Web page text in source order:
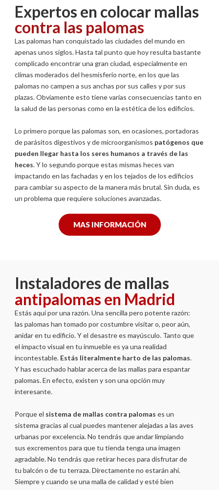
Expertos en colocar mallas
contra las palomas
Las palomas han conquistado las ciudades del mundo en
apenas unos siglos. Hasta tal punto que hoy resulta bastante
complicado encontrar una gran ciudad, especialmente en
climas moderados del hesmisferio norte, en los que las
palomas no campen a sus anchas por sus calles y por sus
plazas. Obviamente esto tiene varias consecuencias tanto en
la salud de las personas como en la estética de los edificios.
Lo primero porque las palomas son, en ocasiones, portadoras
de parásitos digestivos y de microorganismos patógenos que
pueden llegar hasta los seres humanos a través de las
heces. Y lo segundo porque estas mismas heces van
impactando en las fachadas y en los tejados de los edificios
para cambiar su aspecto de la manera más brutal. Sin duda, es
un problema que requiere soluciones avanzadas.
MAS INFORMACIÓN
Instaladores de mallas
antipalomas en Madrid
Estás aquí por una razón. Una sencilla pero potente razón:
las palomas han tomado por costumbre visitar o, peor aún,
anidar en tu edificio. Y el desastre es mayúsculo. Tanto que
el impacto visual en tu inmueble es ya una realidad
incontestable. Estás literalmente harto de las palomas.
Y has escuchado hablar acerca de las mallas para espantar
palomas. En efecto, existen y son una opción muy
interesante.
Porque el sistema de mallas contra palomas es un
sistema gracias al cual puedes mantener alejadas a las aves
urbanas por excelencia. No tendrás que andar limpiando
sus excrementos para que tu tienda tenga una imagen
agradable. No tendrás que retirar heces para disfrutar de
tu balcón o de tu terraza. Directamente no estarán ahí.
Siempre y cuando se una malla de calidad y esté bien